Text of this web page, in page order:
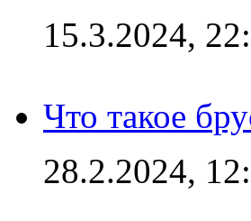
15.3.2024,
Что такое
28.2.2024,